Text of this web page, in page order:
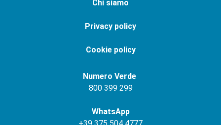
Chi siamo
Privacy policy
Cookie policy
Numero Verde
800 399 299
WhatsApp